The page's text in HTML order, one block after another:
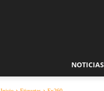
NOTICIAS